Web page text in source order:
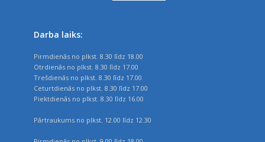
Darba laiks:
Pirmdienās no plkst. 8.30 līdz 18.00
Otrdienās no plkst. 8.30 līdz 17.00
Trešdienās no plkst. 8.30 līdz 17.00
Ceturtdienās no plkst. 8.30 līdz 17.00
Piektdienās no plkst. 8.30 līdz 16.00
Pārtraukums no plkst. 12.00 līdz 12.30